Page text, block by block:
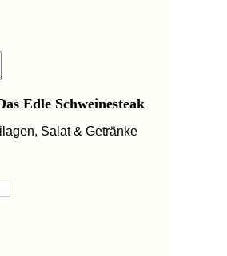
Edle Schweinesteak
Salat & Getränke